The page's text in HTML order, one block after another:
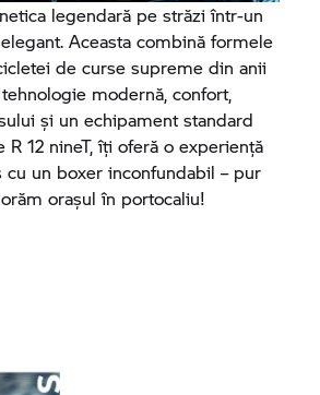
legendară pe străzi într-un
Aceasta combină formele
de curse supreme din anii
tehnologie modernă, confort,
și un echipament standard
R 12 nineT, îți oferă o experiență
cu un boxer inconfundabil – pur
orașul în portocaliu!